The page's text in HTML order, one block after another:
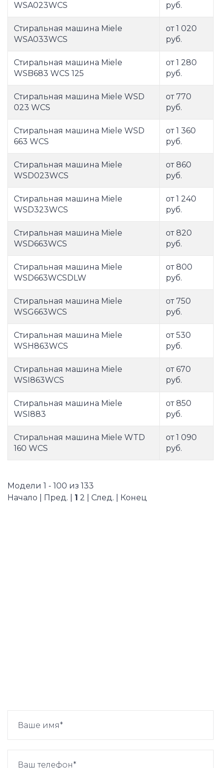
WSA023WCS
руб.
Стиральная машина Miele
WSA033WCS
от 1 020
руб.
Стиральная машина Miele
WSB683 WCS 125
от 1 280
руб.
Стиральная машина Miele WSD
023 WCS
от 770
руб.
Стиральная машина Miele WSD
663 WCS
от 1 360
руб.
Стиральная машина Miele
WSD023WCS
от 860
руб.
Стиральная машина Miele
WSD323WCS
от 1 240
руб.
Стиральная машина Miele
WSD663WCS
от 820
руб.
Стиральная машина Miele
WSD663WCSDLW
от 800
руб.
Стиральная машина Miele
WSG663WCS
от 750
руб.
Стиральная машина Miele
WSH863WCS
от 530
руб.
Стиральная машина Miele
WSI863WCS
от 670
руб.
Стиральная машина Miele
WSI883
от 850
руб.
Стиральная машина Miele WTD
160 WCS
от 1 090
руб.
Модели 1 - 100 из 133
Начало | Пред. | 1 2 След. Конец